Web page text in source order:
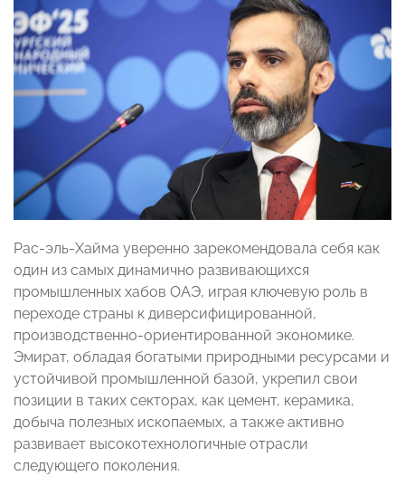
Рас-эль-Хайма уверенно зарекомендовала себя как
один из самых динамично развивающихся
промышленных хабов ОАЭ, играя ключевую роль в
переходе страны к диверсифицированной,
производственно-ориентированной экономике.
Эмират, обладая богатыми природными ресурсами и
устойчивой промышленной базой, укрепил свои
позиции в таких секторах, как цемент, керамика,
добыча полезных ископаемых, а также активно
развивает высокотехнологичные отрасли
следующего поколения.